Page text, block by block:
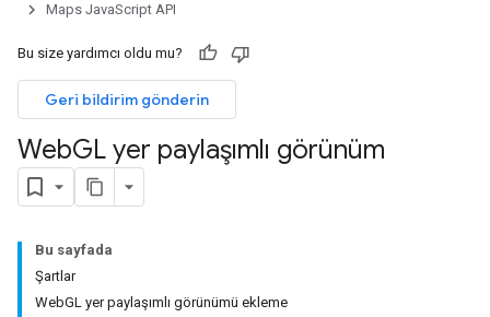
Maps JavaScript API
Bu size yardımcı oldu mu?
Geri bildirim gönderin
WebGL yer paylaşımlı görünüm
Bu sayfada
Şartlar
WebGL yer paylaşımlı görünümü ekleme